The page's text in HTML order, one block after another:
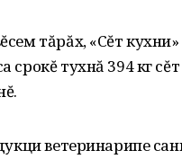
тăрăх, «Сĕт
срокĕ тухнă 394 кг
ветеринарипе